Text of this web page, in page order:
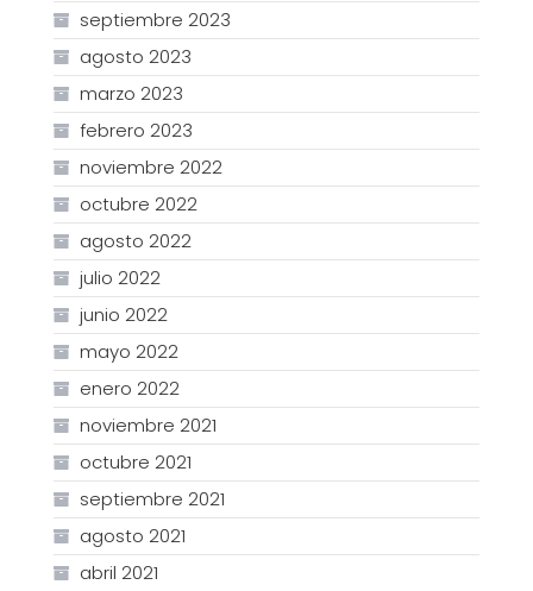
septiembre 2023
agosto 2023
marzo 2023
febrero 2023
noviembre 2022
octubre 2022
agosto 2022
julio 2022
junio 2022
mayo 2022
enero 2022
noviembre 2021
octubre 2021
septiembre 2021
agosto 2021
abril 2021